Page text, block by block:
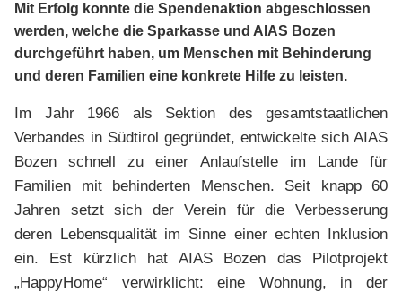
Mit Erfolg konnte die Spendenaktion abgeschlossen
werden, welche die Sparkasse und AIAS Bozen
durchgeführt haben, um Menschen mit Behinderung
und deren Familien eine konkrete Hilfe zu leisten.
Im Jahr 1966 als Sektion des gesamtstaatlichen
Verbandes in Südtirol gegründet, entwickelte sich AIAS
Bozen schnell zu einer Anlaufstelle im Lande für
Familien mit behinderten Menschen. Seit knapp 60
Jahren setzt sich der Verein für die Verbesserung
deren Lebensqualität im Sinne einer echten Inklusion
ein. Est kürzlich hat AIAS Bozen das Pilotprojekt
„HappyHome“ verwirklicht: eine Wohnung, in der